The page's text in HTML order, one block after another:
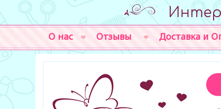
О нас Отзывы Доставка и